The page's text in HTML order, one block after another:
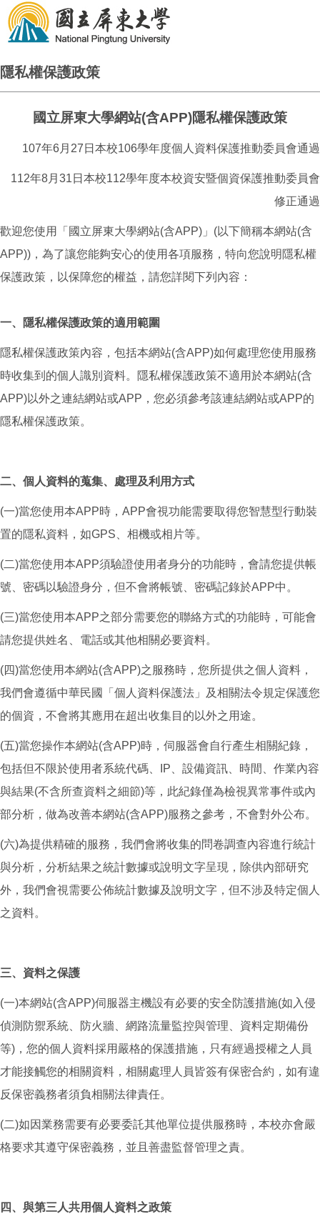
隱私權保護政策
國立屏東大學網站(含APP)隱私權保護政策
107年6月27日本校106學年度個人資料保護推動委員會通過
112年8月31日本校112學年度本校資安暨個資保護推動委員會
修正通過
歡迎您使用「國立屏東大學網站(含APP)」(以下簡稱本網站(含
APP))，為了讓您能夠安心的使用各項服務，特向您說明隱私權
保護政策，以保障您的權益，請您詳閱下列內容：
一、隱私權保護政策的適用範圍
隱私權保護政策內容，包括本網站(含APP)如何處理您使用服務
時收集到的個人識別資料。隱私權保護政策不適用於本網站(含
APP)以外之連結網站或APP，您必須參考該連結網站或APP的
隱私權保護政策。
二、個人資料的蒐集、處理及利用方式
(一)當您使用本APP時，APP會視功能需要取得您智慧型行動裝
置的隱私資料，如GPS、相機或相片等。
(二)當您使用本APP須驗證使用者身分的功能時，會請您提供帳
號、密碼以驗證身分，但不會將帳號、密碼記錄於APP中。
(三)當您使用本APP之部分需要您的聯絡方式的功能時，可能會
請您提供姓名、電話或其他相關必要資料。
(四)當您使用本網站(含APP)之服務時，您所提供之個人資料，
我們會遵循中華民國「個人資料保護法」及相關法令規定保護您
的個資，不會將其應用在超出收集目的以外之用途。
(五)當您操作本網站(含APP)時，伺服器會自行產生相關紀錄，
包括但不限於使用者系統代碼、IP、設備資訊、時間、作業內容
與結果(不含所查資料之細節)等，此紀錄僅為檢視異常事件或內
部分析，做為改善本網站(含APP)服務之參考，不會對外公布。
(六)為提供精確的服務，我們會將收集的問卷調查內容進行統計
與分析，分析結果之統計數據或說明文字呈現，除供內部研究
外，我們會視需要公佈統計數據及說明文字，但不涉及特定個人
之資料。
三、資料之保護
(一)本網站(含APP)伺服器主機設有必要的安全防護措施(如入侵
偵測防禦系統、防火牆、網路流量監控與管理、資料定期備份
等)，您的個人資料採用嚴格的保護措施，只有經過授權之人員
才能接觸您的相關資料，相關處理人員皆簽有保密合約，如有違
反保密義務者須負相關法律責任。
(二)如因業務需要有必要委託其他單位提供服務時，本校亦會嚴
格要求其遵守保密義務，並且善盡監督管理之責。
四、與第三人共用個人資料之政策